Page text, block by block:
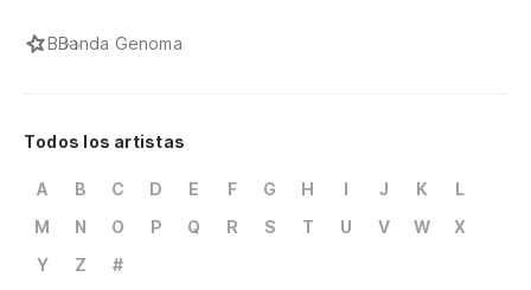
BBanda Genoma
Todos los artistas
A B C D E F G H I J K
L
M
N O P Q R S T U V W
X
Y
Z #